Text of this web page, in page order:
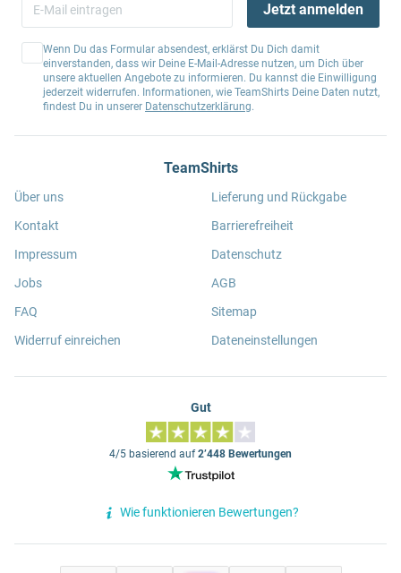
Jetzt anmelden
Wenn Du das Formular absendest, erklärst Du Dich damit
einverstanden, dass wir Deine E-Mail-Adresse nutzen, um Dich über
unsere aktuellen Angebote zu informieren. Du kannst die Einwilligung
jederzeit widerrufen. Informationen, wie TeamShirts Deine Daten nutzt,
findest Du in unserer Datenschutzerklärung.
TeamShirts
Über uns
Kontakt
Impressum
Jobs
FAQ
Widerruf einreichen
Lieferung und Rückgabe
Barrierefreiheit
Datenschutz
AGB
Sitemap
Dateneinstellungen
Gut
4/5 basierend auf2’448 Bewertungen
Wie funktionieren Bewertungen?